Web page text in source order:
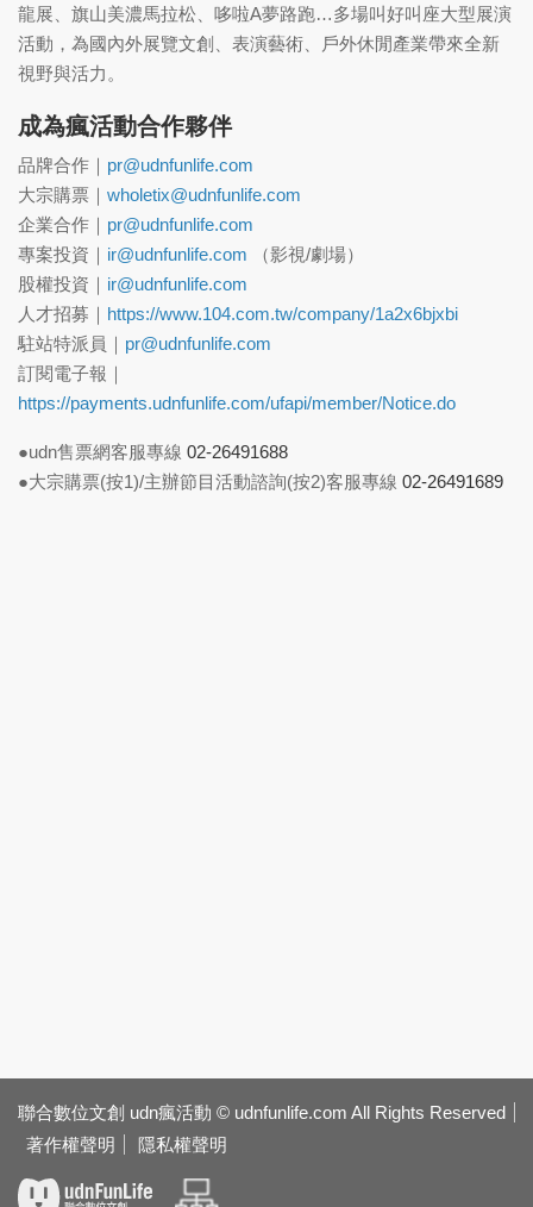
龍展、旗山美濃馬拉松、哆啦A夢路跑…多場叫好叫座大型展演
活動，為國內外展覽文創、表演藝術、戶外休閒產業帶來全新
視野與活力。
成為瘋活動合作夥伴
品牌合作｜ pr@udnfunlife.com
大宗購票｜ wholetix@udnfunlife.com
企業合作｜ pr@udnfunlife.com
專案投資｜ ir@udnfunlife.com （影視/劇場）
股權投資｜ ir@udnfunlife.com
人才招募｜ https://www.104.com.tw/company/1a2x6bjxbi
駐站特派員｜ pr@udnfunlife.com
訂閱電子報｜
https://payments.udnfunlife.com/ufapi/member/Notice.do
●udn售票網客服專線 02-26491688
●大宗購票(按1)/主辦節目活動諮詢(按2)客服專線 02-26491689
聯合數位文創 udn瘋活動 © udnfunlife.com All Rights Reserved
著作權聲明
隱私權聲明